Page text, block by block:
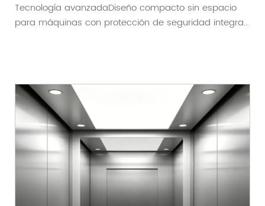
Tecnología avanzadaDiseño compacto sin espacio
para máquinas con protección de seguridad integral.